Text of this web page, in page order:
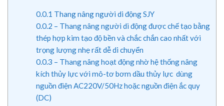
0.0.1 Thang nâng người di động SJY
0.0.2 – Thang nâng người di động được chế tạo bằng
thép hợp kim tạo độ bền và chắc chắn cao nhất với
trọng lượng nhẹ rất dễ di chuyển
0.0.3 – Thang nâng hoạt động nhờ hệ thống nâng
kích thủy lực với mô-tơ bơm dầu thủy lực dùng
nguồn điện AC220V/50Hz hoặc nguồn điện ắc quy
(DC)